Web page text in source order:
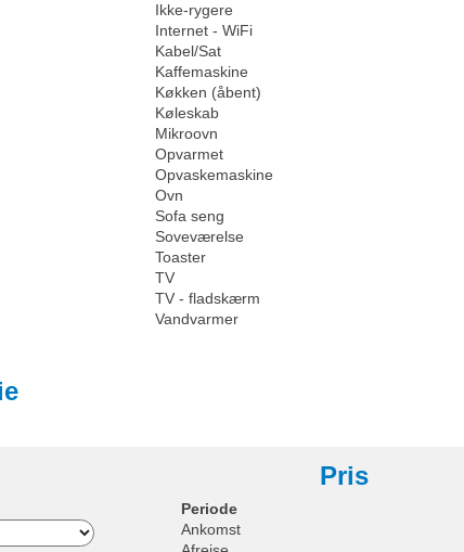
Ikke-rygere
Internet - WiFi
Kabel/Sat
Kaffemaskine
Køkken (åbent)
Køleskab
Mikroovn
Opvarmet
Opvaskemaskine
Ovn
Sofa seng
Soveværelse
Toaster
TV
TV - fladskærm
Vandvarmer
Pris
Periode
Ankomst